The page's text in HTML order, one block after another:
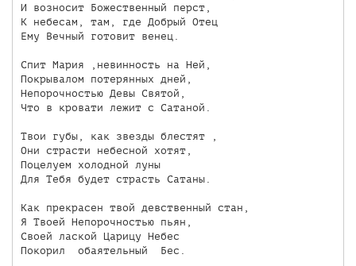
И возносит Божественный перст,
К небесам, там, где Добрый Отец
Ему Вечный готовит венец.
Спит Мария ,невинность на Ней,
Покрывалом потерянных дней,
Непорочностью Девы Святой,
Что в кровати лежит с Сатаной.
Твои губы, как звезды блестят ,
Они страсти небесной хотят,
Поцелуем холодной луны
Для Тебя будет страсть Сатаны.
Как прекрасен твой девственный стан,
Я Твоей Непорочностью пьян,
Своей лаской Царицу Небес
Покорил  обаятельный  Бес.